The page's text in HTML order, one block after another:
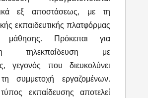
εξ αποστάσεως, με τη
εκπαιδευτικής πλατφόρμας
μάθησης. Πρόκειται για
τηλεκπαίδευση με
γεγονός που διευκολύνει
τη συμμετοχή εργαζομένων.
εκπαίδευσης αποτελεί